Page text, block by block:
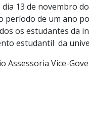
13 de novembro
de um ano
os estudantes da
estudantil da
Assessoria Vice-